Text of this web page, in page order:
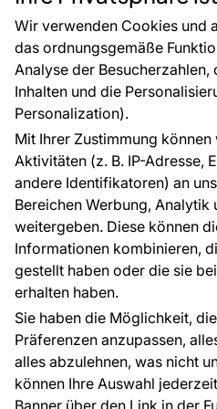
Wir verwenden Cookies und
das ordnungsgemäße
Analyse der
Inhalten und die
Personalization).
Mit Ihrer Zustimmung
Aktivitäten (z. B. IP-Adresse,
andere Identifikatoren) an
Bereichen Werbung, Analytik
weitergeben. Diese können
Informationen kombinieren,
gestellt haben oder die sie
erhalten haben.
Sie haben die Möglichkeit,
Präferenzen anzupassen,
alles abzulehnen, was nicht
können Ihre Auswahl
Banner über den Link in der
Großhandel
Raumvisualisierung
FÜR SIE
Blog
EU-Projekte
Ratschläge und Tipps
FAQ
Kontakt
Haben Sie Fragen? Wir helfen
und beraten Sie persönlich.
+49 781 95633072